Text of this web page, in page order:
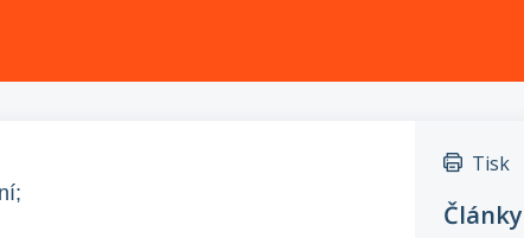
Tisk